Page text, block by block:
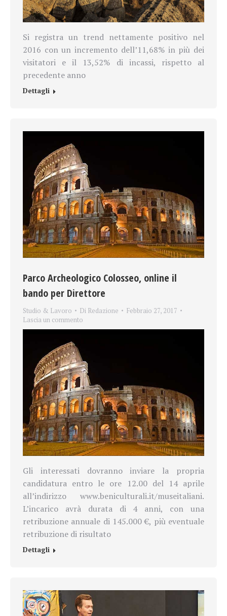
Si registra un trend nettamente positivo nel
2016 con un incremento dell’11,68% in più dei
visitatori e il 13,52% di incassi, rispetto al
precedente anno
Dettagli
Parco Archeologico Colosseo, online il
bando per Direttore
Studio & Lavoro Di Redazione
Febbraio 27, 2017
Lascia un commento
Gli interessati dovranno inviare la propria
candidatura entro le ore 12.00 del 14 aprile
all’indirizzo www.beniculturali.it/museitaliani.
L’incarico avrà durata di 4 anni, con una
retribuzione annuale di 145.000 €, più eventuale
retribuzione di risultato
Dettagli